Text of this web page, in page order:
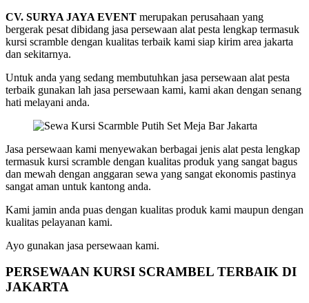
CV. SURYA JAYA EVENT merupakan perusahaan yang
bergerak pesat dibidang jasa persewaan alat pesta lengkap termasuk
kursi scramble dengan kualitas terbaik kami siap kirim area jakarta
dan sekitarnya.
Untuk anda yang sedang membutuhkan jasa persewaan alat pesta
terbaik gunakan lah jasa persewaan kami, kami akan dengan senang
hati melayani anda.
Jasa persewaan kami menyewakan berbagai jenis alat pesta lengkap
termasuk kursi scramble dengan kualitas produk yang sangat bagus
dan mewah dengan anggaran sewa yang sangat ekonomis pastinya
sangat aman untuk kantong anda.
Kami jamin anda puas dengan kualitas produk kami maupun dengan
kualitas pelayanan kami.
Ayo gunakan jasa persewaan kami.
PERSEWAAN KURSI SCRAMBEL TERBAIK DI
JAKARTA